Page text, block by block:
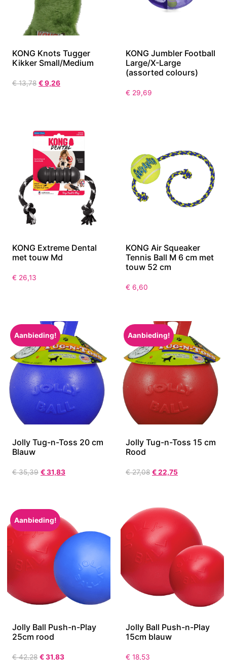
KONG Knots Tugger
Kikker Small/Medium
€13,78 €9,26
KONG Jumbler Football
Large/X-Large
(assorted colours)
€ 29,69
KONG Extreme Dental
met touw Md
€ 26,13
KONG Air Squeaker
Tennis Ball M 6 cm met
touw 52 cm
€ 6,60
Aanbieding!
Jolly Tug-n-Toss 20 cm
Blauw
€35,39 €31,83
Aanbieding!
Jolly Tug-n-Toss 15 cm
Rood
€27,08 €22,75
Aanbieding!
Jolly Ball Push-n-Play
25cm rood
€42,28 €31,83
Jolly Ball Push-n-Play
15cm blauw
€ 18,53